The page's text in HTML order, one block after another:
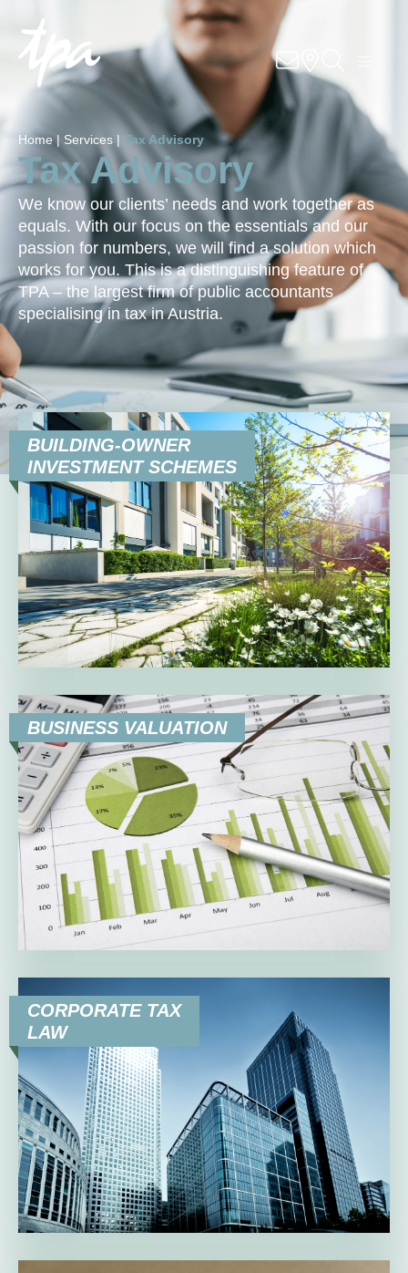
Know-how
Services
Industries
About us
Career
Contact us
Locations
EN
DE
Home | Services | Tax Advisory
Tax Advisory
We know our clients’ needs and work together as
equals. With our focus on the essentials and our
passion for numbers, we will find a solution which
works for you. This is a distinguishing feature of
TPA – the largest firm of public accountants
specialising in tax in Austria.
BUILDING-OWNER
INVESTMENT SCHEMES
BUSINESS VALUATION
CORPORATE TAX
LAW